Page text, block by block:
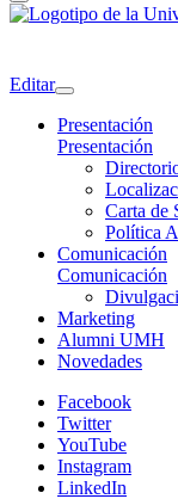
Editar
Presentación
Presentación
Carta de
Política
Comunicación
Comunicación
Marketing
Alumni UMH
Novedades
Facebook
Twitter
YouTube
Instagram
LinkedIn